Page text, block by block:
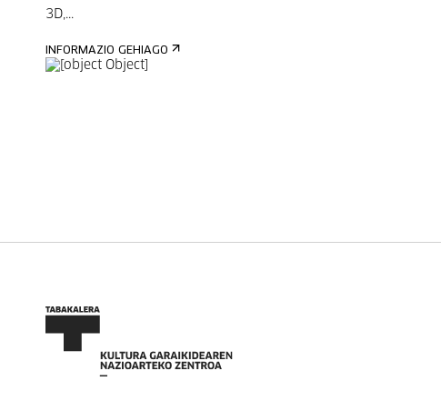
3D,...
INFORMAZIO GEHIAGO